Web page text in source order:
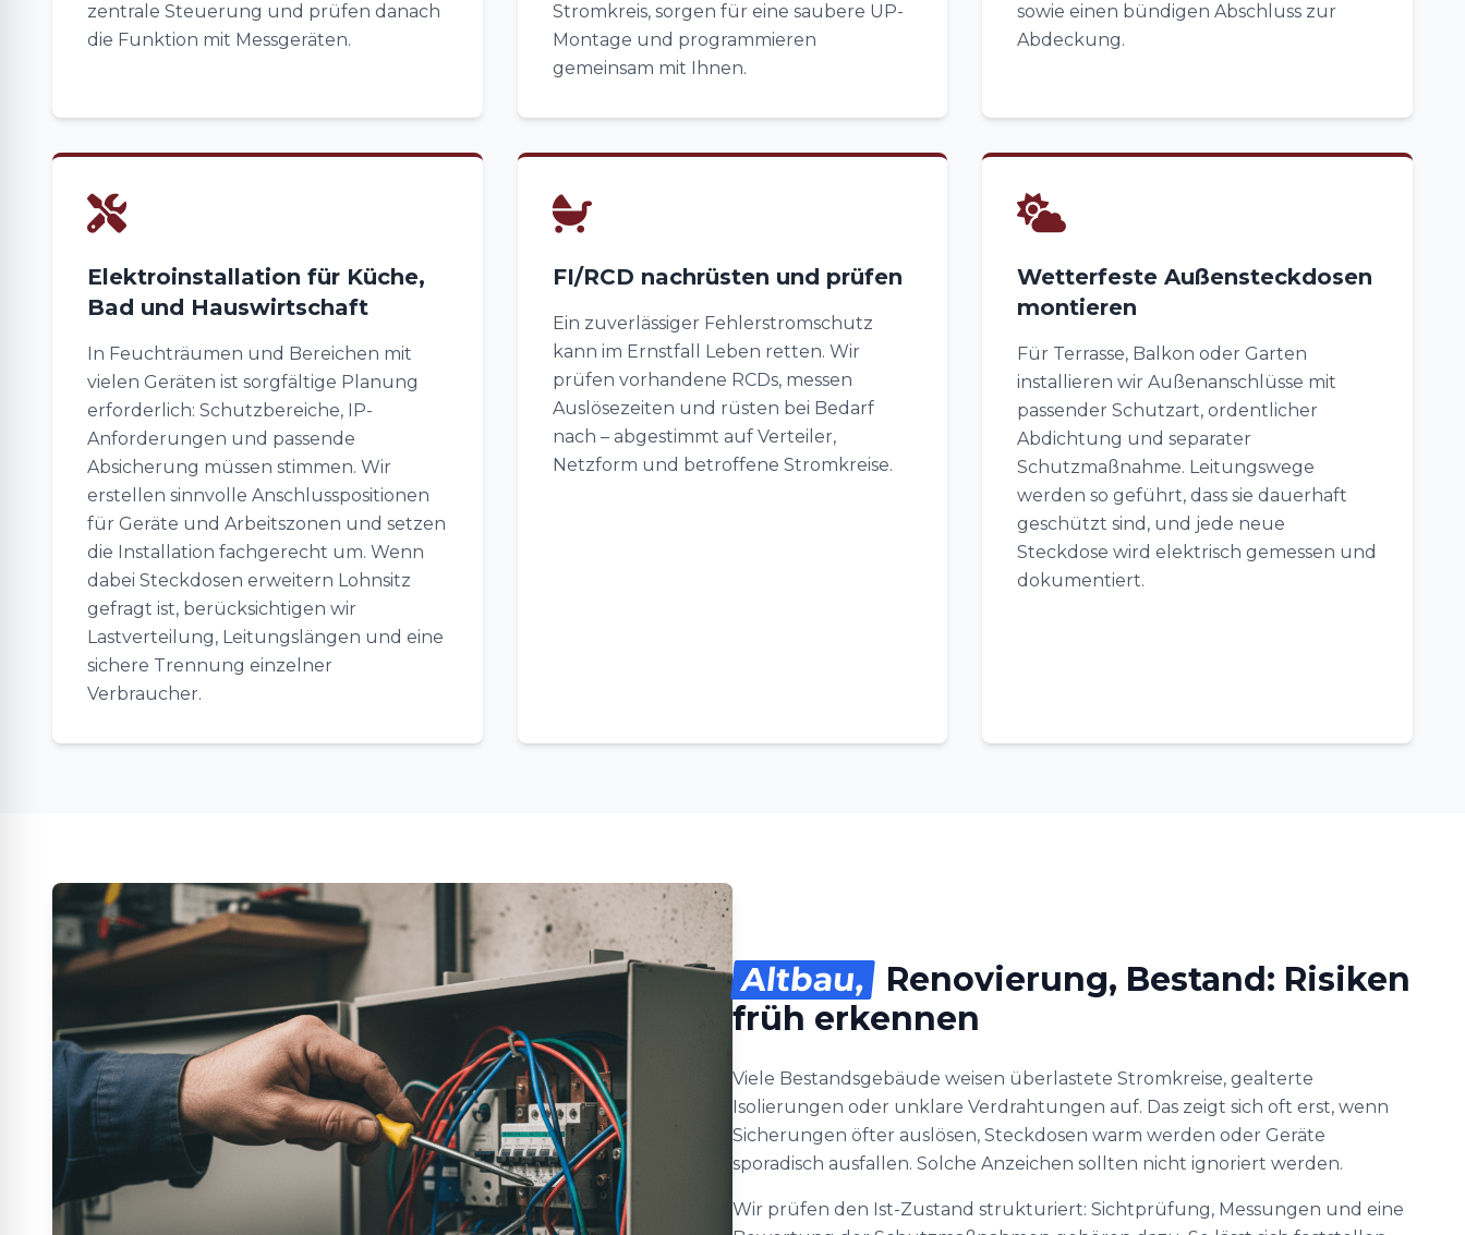
zentrale Steuerung und prüfen danach
die Funktion mit Messgeräten.
Stromkreis, sorgen für eine saubere UP-
Montage und programmieren
gemeinsam mit Ihnen.
sowie einen bündigen Abschluss zur
Abdeckung.
Elektroinstallation für Küche,
Bad und Hauswirtschaft
In Feuchträumen und Bereichen mit
vielen Geräten ist sorgfältige Planung
erforderlich: Schutzbereiche, IP-
Anforderungen und passende
Absicherung müssen stimmen. Wir
erstellen sinnvolle Anschlusspositionen
für Geräte und Arbeitszonen und setzen
die Installation fachgerecht um. Wenn
dabei Steckdosen erweitern Lohnsitz
gefragt ist, berücksichtigen wir
Lastverteilung, Leitungslängen und eine
sichere Trennung einzelner
Verbraucher.
FI/RCD nachrüsten und prüfen
Ein zuverlässiger Fehlerstromschutz
kann im Ernstfall Leben retten. Wir
prüfen vorhandene RCDs, messen
Auslösezeiten und rüsten bei Bedarf
nach – abgestimmt auf Verteiler,
Netzform und betroffene Stromkreise.
Wetterfeste Außensteckdosen
montieren
Für Terrasse, Balkon oder Garten
installieren wir Außenanschlüsse mit
passender Schutzart, ordentlicher
Abdichtung und separater
Schutzmaßnahme. Leitungswege
werden so geführt, dass sie dauerhaft
geschützt sind, und jede neue
Steckdose wird elektrisch gemessen und
dokumentiert.
Altbau,
Renovierung, Bestand: Risiken
früh erkennen
Viele Bestandsgebäude weisen überlastete Stromkreise, gealterte
Isolierungen oder unklare Verdrahtungen auf. Das zeigt sich oft erst, wenn
Sicherungen öfter auslösen, Steckdosen warm werden oder Geräte
sporadisch ausfallen. Solche Anzeichen sollten nicht ignoriert werden.
Wir prüfen den Ist-Zustand strukturiert: Sichtprüfung, Messungen und eine